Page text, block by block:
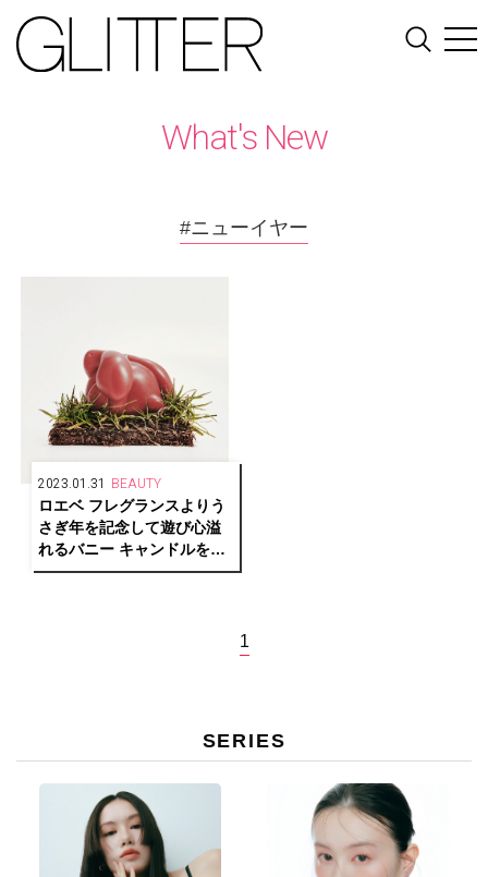
What's New
#ニューイヤー
2023.01.31 BEAUTY
ロエベ フレグランスよりう
さぎ年を記念して遊び心溢
れるバニー キャンドルを発
表
1
SERIES